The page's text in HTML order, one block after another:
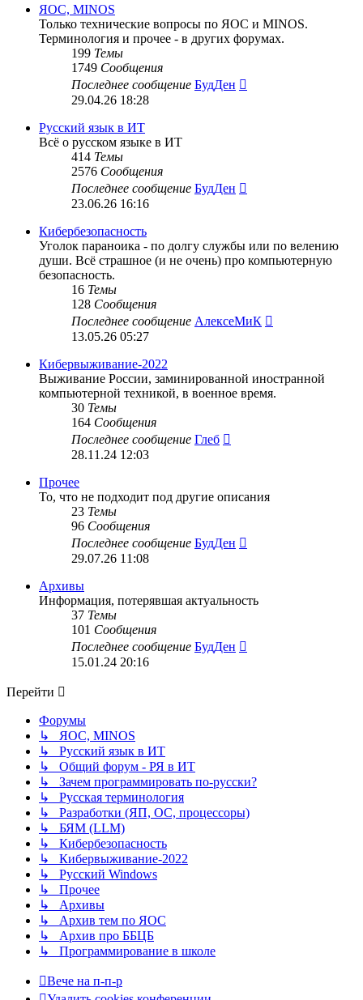
ЯОС, MINOS
Только технические вопросы по ЯОС и MINOS.
Терминология и прочее - в других форумах.
199 Темы
1749 Сообщения
Последнее сообщение БудДен
29.04.26 18:28
Русский язык в ИТ
Всё о русском языке в ИТ
414 Темы
2576 Сообщения
Последнее сообщение БудДен
23.06.26 16:16
Кибербезопасность
Уголок параноика - по долгу службы или по велению
души. Всё страшное (и не очень) про компьютерную
безопасность.
16 Темы
128 Сообщения
Последнее сообщение АлексеМиК
13.05.26 05:27
Кибервыживание-2022
Выживание России, заминированной иностранной
компьютерной техникой, в военное время.
30 Темы
164 Сообщения
Последнее сообщение Глеб
28.11.24 12:03
Прочее
То, что не подходит под другие описания
23 Темы
96 Сообщения
Последнее сообщение БудДен
29.07.26 11:08
Архивы
Информация, потерявшая актуальность
37 Темы
101 Сообщения
Последнее сообщение БудДен
15.01.24 20:16
Перейти
Форумы
↳ ЯОС, MINOS
↳ Русский язык в ИТ
↳ Общий форум - РЯ в ИТ
↳ Зачем программировать по-русски?
↳ Русская терминология
↳ Разработки (ЯП, ОС, процессоры)
↳ БЯМ (LLM)
↳ Кибербезопасность
↳ Кибервыживание-2022
↳ Русский Windows
↳ Прочее
↳ Архивы
↳ Архив тем по ЯОС
↳ Архив про ББЦБ
↳ Программирование в школе
Вече на п-п-р